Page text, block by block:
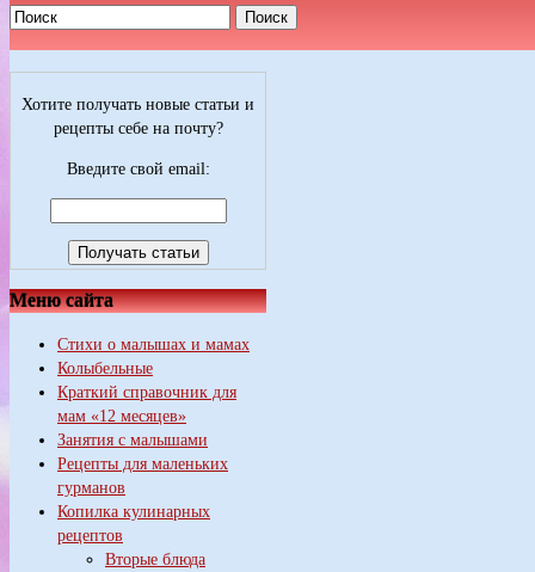
Поиск
Хотите получать новые статьи и
рецепты себе на почту?
Введите свой email:
Меню сайта
Стихи о малышах и мамах
Колыбельные
Краткий справочник для
мам «12 месяцев»
Занятия с малышами
Рецепты для маленьких
гурманов
Копилка кулинарных
рецептов
Вторые блюда